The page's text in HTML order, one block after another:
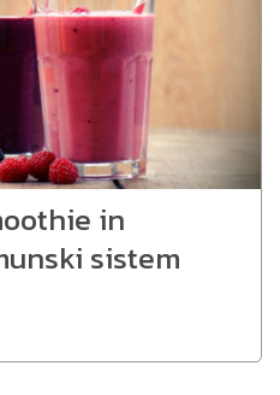
in
sistem